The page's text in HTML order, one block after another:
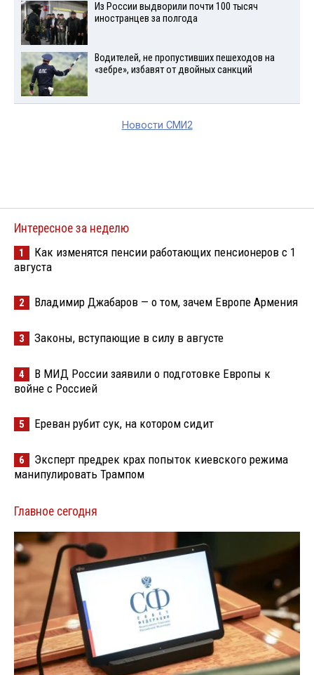
Из России выдворили почти 100 тысяч
иностранцев за полгода
Водителей, не пропустивших пешеходов на
«зебре», избавят от двойных санкций
Новости СМИ2
Интересное за неделю
1
Как изменятся пенсии работающих пенсионеров с 1
августа
2 Владимир Джабаров — о том, зачем Европе Армения
3 Законы, вступающие в силу в августе
4
В МИД России заявили о подготовке Европы к
войне с Россией
5 Ереван рубит сук, на котором сидит
6
Эксперт предрек крах попыток киевского режима
манипулировать Трампом
Главное сегодня